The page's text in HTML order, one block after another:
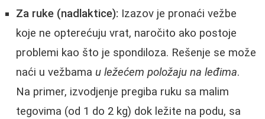
Za ruke (nadlaktice): Izazov je pronaći vežbe
koje ne opterećuju vrat, naročito ako postoje
problemi kao što je spondiloza. Rešenje se može
naći u vežbama u ležećem položaju na leđima.
Na primer, izvodjenje pregiba ruku sa malim
tegovima (od 1 do 2 kg) dok ležite na podu, sa